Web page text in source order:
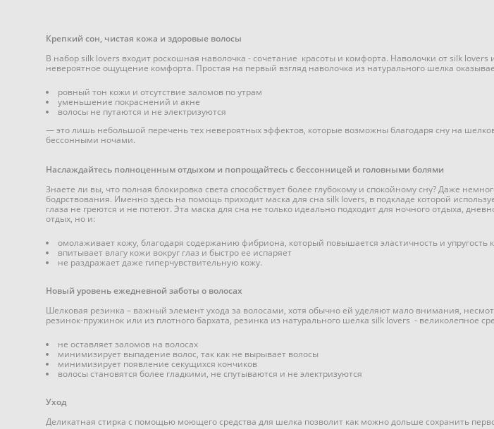
Крепкий сон, чистая кожа и здоровые волосы
В набор silk lovers входит роскошная наволочка - сочетание красоты и комфорта. Наволочки от silk
невероятное ощущение комфорта. Простая на первый взгляд наволочка из натурального шелка
ровный тон кожи и отсутствие заломов по утрам
уменьшение покраснений и акне
волосы не путаются и не электризуются
— это лишь небольшой перечень тех невероятных эффектов, которые возможны благодаря сну на
бессонными ночами.
Наслаждайтесь полноценным отдыхом и попрощайтесь с бессонницей и головными болями
Знаете ли вы, что полная блокировка света способствует более глубокому и спокойному сну? Даже
бодрствования. Именно здесь на помощь приходит маска для сна silk lovers, в подкладе которой
глаза не греются и не потеют. Эта маска для сна не только идеально подходит для ночного отдыха,
отдых, но и:
омолаживает кожу, благодаря содержанию фибриона, который повышается эластичность и упругость
впитывает влагу кожи вокруг глаз и быстро ее испаряет
не раздражает даже гиперчувствительную кожу.
Новый уровень ежедневной заботы о волосах
Шелковая резинка – важный элемент ухода за волосами, хотя обычно ей уделяют мало внимания,
резинок-пружинок или из плотного бархата, резинка из натурального шелка silk lovers - великолепное
не оставляет заломов на волосах
минимизирует выпадение волос, так как не вырывает волосы
минимизирует появление секущихся кончиков
волосы становятся более гладкими, не спутываются и не электризуются
Уход
Деликатная стирка с помощью моющего средства для шелка позволит как можно дольше сохранить